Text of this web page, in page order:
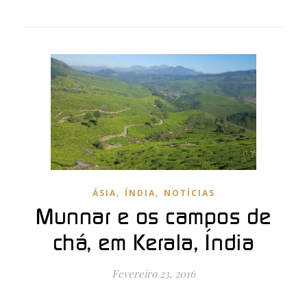
ÁSIA, ÍNDIA, NOTÍCIAS
Munnar e os campos de
chá, em Kerala, Índia
Fevereiro 23, 2016